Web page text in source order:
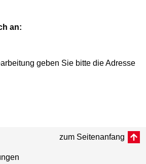
an:
geben Sie bitte die Adresse
zum Seitenanfang